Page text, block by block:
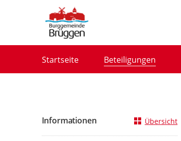
Startseite Beteiligungen
Informationen Übersicht